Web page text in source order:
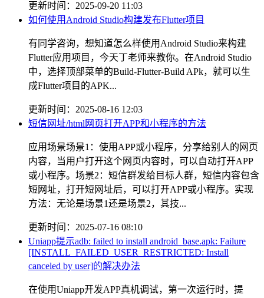
更新时间：2025-09-20 11:03
如何使用Android Studio构建发布Flutter项目
有同学咨询，想知道怎么样使用Android Studio来构建
Flutter应用项目，今天丁老师来教你。在Android Studio
中，选择顶部菜单的Build-Flutter-Build APk，就可以生
成Flutter项目的APK...
更新时间：2025-08-16 12:03
短信网址/html网页打开APP和小程序的方法
应用场景场景1：使用APP或小程序，分享给别人的网页
内容，当用户打开这个网页内容时，可以自动打开APP
或小程序。场景2：短信群发给目标人群，短信内容包含
短网址，打开短网址后，可以打开APP或小程序。实现
方法：无论是场景1还是场景2，其技...
更新时间：2025-07-16 08:10
Uniapp提示adb: failed to install android_base.apk: Failure
[INSTALL_FAILED_USER_RESTRICTED: Install
canceled by user]的解决办法
在使用Uniapp开发APP真机调试，第一次运行时，提